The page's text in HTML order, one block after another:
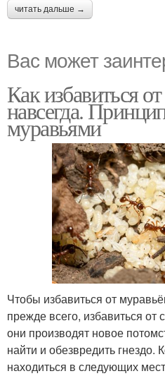
читать дальше →
Вас может
Как избавиться
навсегда.
муравьями
Чтобы избавиться от
прежде всего, избавиться от
они производят новое
найти и обезвредить
находиться в следующих